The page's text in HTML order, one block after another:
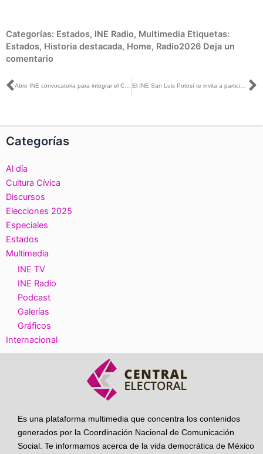
Categorías: Estados, INE Radio, Multimedia Etiquetas:
Estados, Historia destacada, Home, Radio2026 Deja un
comentario
Ant El INE San Luis Potosí te invita a participar como Consejera o Consejero Electoral
Categorías
Al día
Cultura Cívica
Discursos
Elecciones 2025
Especiales
Estados
Multimedia
INE TV
INE Radio
Podcast
Galerías
Gráficos
Internacional
Es una plataforma multimedia que concentra los contenidos
generados por la Coordinación Nacional de Comunicación
Social. Te informamos acerca de la vida democrática de México